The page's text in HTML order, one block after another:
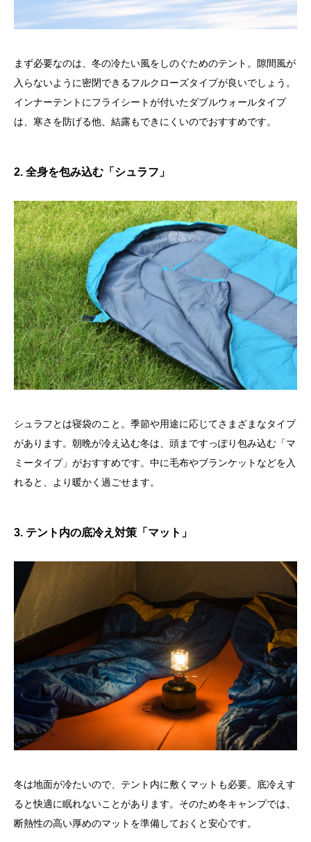
まず必要なのは、冬の冷たい風をしのぐためのテント。隙間風が
入らないように密閉できるフルクローズタイプが良いでしょう。
インナーテントにフライシートが付いたダブルウォールタイプ
は、寒さを防げる他、結露もできにくいのでおすすめです。
2. 全身を包み込む「シュラフ」
シュラフとは寝袋のこと。季節や用途に応じてさまざまなタイプ
があります。朝晩が冷え込む冬は、頭まですっぽり包み込む「マ
ミータイプ」がおすすめです。中に毛布やブランケットなどを入
れると、より暖かく過ごせます。
3. テント内の底冷え対策「マット」
冬は地面が冷たいので、テント内に敷くマットも必要。底冷えす
ると快適に眠れないことがあります。そのため冬キャンプでは、
断熱性の高い厚めのマットを準備しておくと安心です。